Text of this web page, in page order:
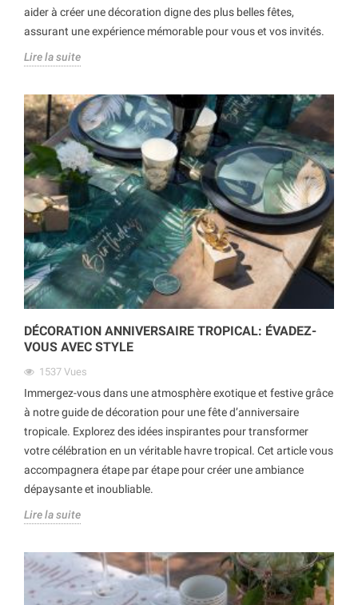
aider à créer une décoration digne des plus belles fêtes,
assurant une expérience mémorable pour vous et vos invités.
Lire la suite
DÉCORATION ANNIVERSAIRE TROPICAL: ÉVADEZ-
VOUS AVEC STYLE
1537 Vues
Immergez-vous dans une atmosphère exotique et festive grâce
à notre guide de décoration pour une fête d’anniversaire
tropicale. Explorez des idées inspirantes pour transformer
votre célébration en un véritable havre tropical. Cet article vous
accompagnera étape par étape pour créer une ambiance
dépaysante et inoubliable.
Lire la suite